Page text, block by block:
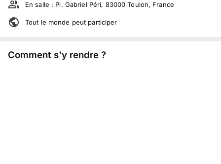
En salle : Pl. Gabriel Péri, 83000 Toulon, France
Tout le monde peut participer
Comment s'y rendre ?